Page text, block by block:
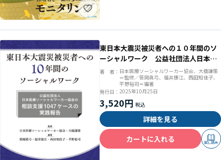
東日本大震災被災者への１０年間のソ
ーシャルワーク 公益社団法人日本医
療ソーシャルワーカー協会の相談支援
１０４７ケースの実践報告
著 者： 日本医療ソーシャルワーカー協会、大橋謙策
＝監修／笹岡眞弓、福井康江、西田知佳子、
平野裕司＝編著
発行日： 2025年10月25日
3,520円
詳細を見る
カートに入れる
試し読み